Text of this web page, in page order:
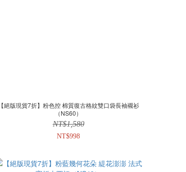
【絕版現貨7折】粉色控 棉質復古格紋雙口袋長袖襯衫
（NS60）
NT$1,580
NT$998